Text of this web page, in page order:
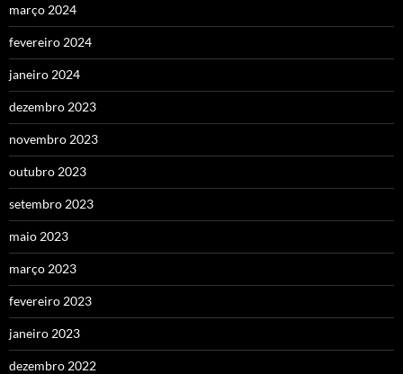
março 2024
fevereiro 2024
janeiro 2024
dezembro 2023
novembro 2023
outubro 2023
setembro 2023
maio 2023
março 2023
fevereiro 2023
janeiro 2023
dezembro 2022